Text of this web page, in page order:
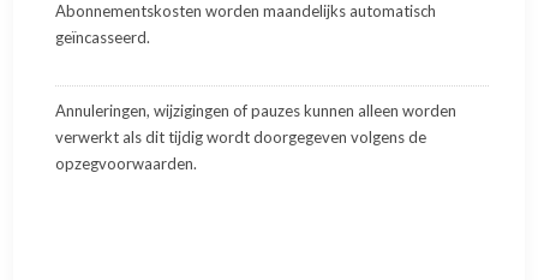
Abonnementskosten worden maandelijks automatisch
geïncasseerd.
Annuleringen, wijzigingen of pauzes kunnen alleen worden
verwerkt als dit tijdig wordt doorgegeven volgens de
opzegvoorwaarden.